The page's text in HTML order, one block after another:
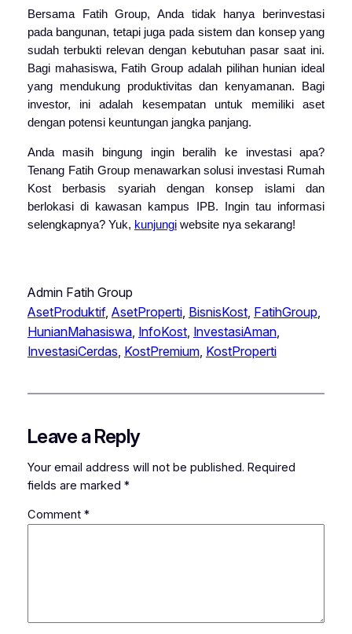
Bersama Fatih Group, Anda tidak hanya berinvestasi
pada bangunan, tetapi juga pada sistem dan konsep yang
sudah terbukti relevan dengan kebutuhan pasar saat ini.
Bagi mahasiswa, Fatih Group adalah pilihan hunian ideal
yang mendukung produktivitas dan kenyamanan. Bagi
investor, ini adalah kesempatan untuk memiliki aset
dengan potensi keuntungan jangka panjang.
Anda masih bingung ingin beralih ke investasi apa?
Tenang Fatih Group menawarkan solusi investasi Rumah
Kost berbasis syariah dengan konsep islami dan
berlokasi di kawasan kampus IPB. Ingin tau informasi
selengkapnya? Yuk, kunjungiwebsite nya sekarang!
Admin Fatih Group
AsetProduktif, AsetProperti, BisnisKost, FatihGroup
HunianMahasiswa, InfoKost, InvestasiAman
InvestasiCerdas, KostPremium, KostProperti
Leave a Reply
Your email address will not be published. Required
fields are marked *
Comment *